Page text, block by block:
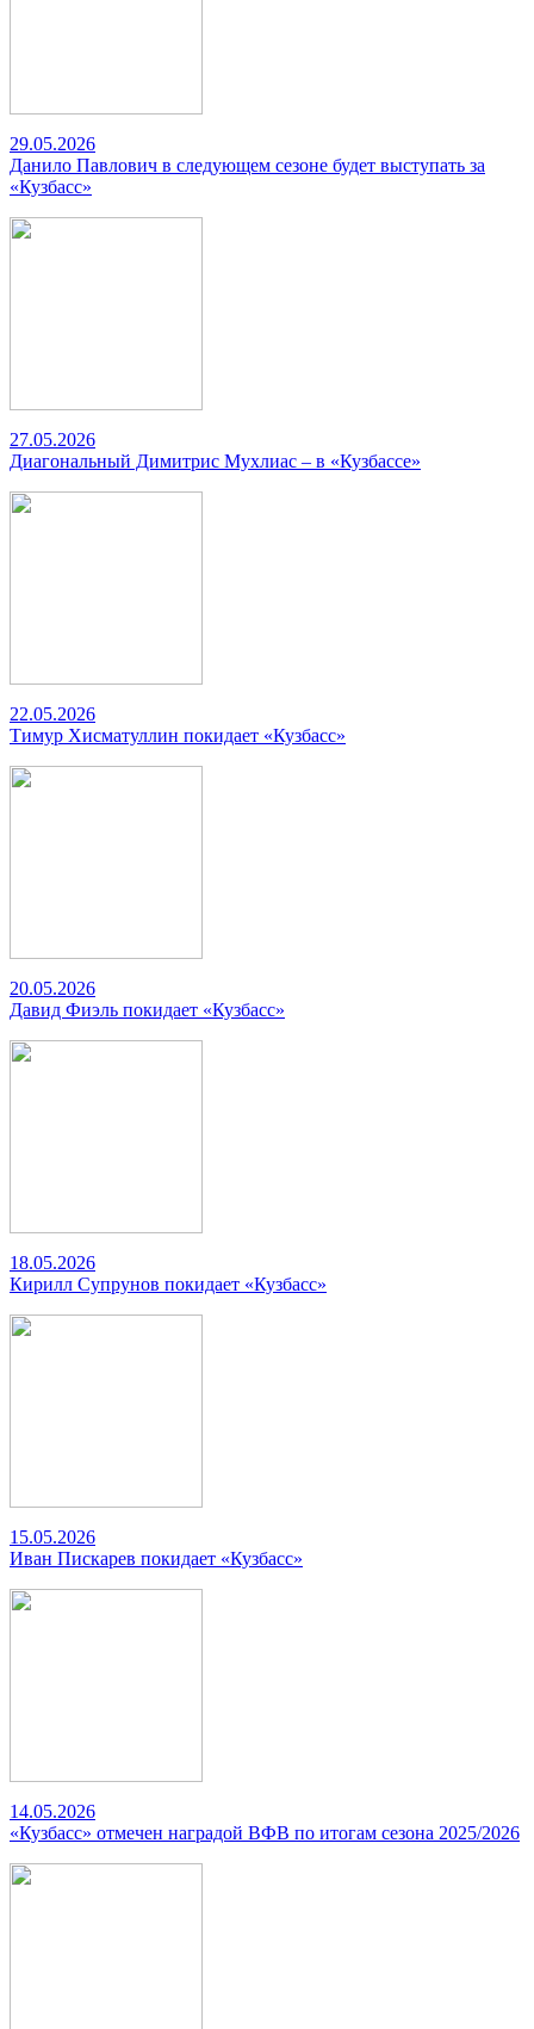
29.05.2026
Данило Павлович в следующем сезоне будет выступать за
«Кузбасс»
27.05.2026
Диагональный Димитрис Мухлиас – в «Кузбассе»
22.05.2026
Тимур Хисматуллин покидает «Кузбасс»
20.05.2026
Давид Фиэль покидает «Кузбасс»
18.05.2026
Кирилл Супрунов покидает «Кузбасс»
15.05.2026
Иван Пискарев покидает «Кузбасс»
14.05.2026
«Кузбасс» отмечен наградой ВФВ по итогам сезона 2025/2026